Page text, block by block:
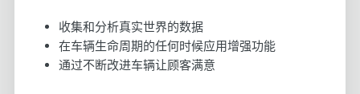
收集和分析真实世界的数据
在车辆生命周期的任何时候应用增强功能
通过不断改进车辆让顾客满意